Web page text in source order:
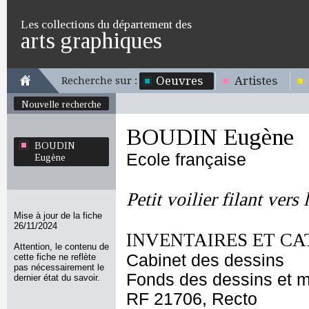
Les collections du département des
arts graphiques
Recherche sur : Oeuvres Artistes
Nouvelle recherche
BOUDIN
Eugène
Mise à jour de la fiche
26/11/2024
Attention, le contenu de
cette fiche ne reflète
pas nécessairement le
dernier état du savoir.
BOUDIN Eugène
Ecole française
Petit voilier filant vers
INVENTAIRES ET
Cabinet des dessins
Fonds des dessins et
RF 21706, Recto